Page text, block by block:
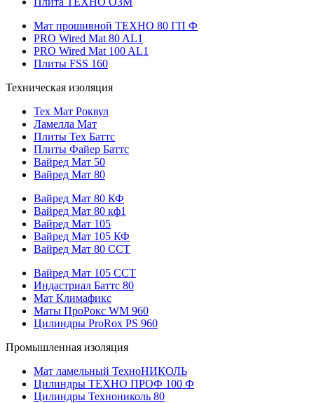
Мат прошивной ТЕХНО 80 ГП Ф
PRO Wired Mat 80 AL1
PRO Wired Mat 100 AL1
Плиты FSS 160
Техническая изоляция
Тех Мат Роквул
Ламелла Мат
Плиты Тех Баттс
Плиты Файер Баттс
Вайред Мат 50
Вайред Мат 80
Вайред Мат 80 КФ
Вайред Мат 80 кф1
Вайред Мат 105
Вайред Мат 105 КФ
Вайред Мат 80 ССТ
Вайред Мат 105 ССТ
Индастриал Баттс 80
Мат Климафикс
Маты ПроРокс WM 960
Цилиндры ProRox PS 960
Промышленная изоляция
Мат ламельный ТехноНИКОЛЬ
Цилиндры ТЕХНО ПРОФ 100 Ф
Цилиндры Технониколь 80